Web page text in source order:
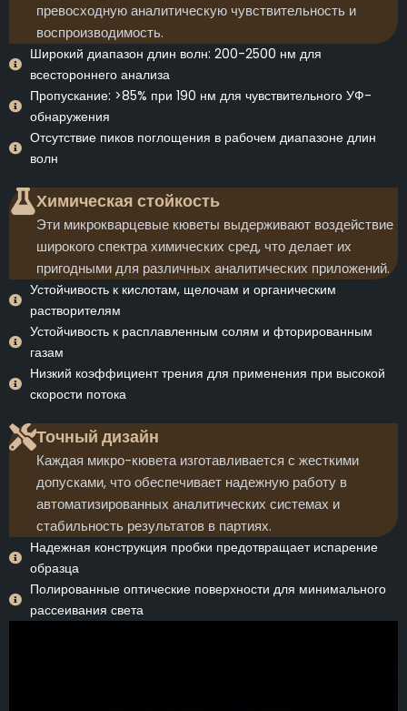
превосходную аналитическую чувствительность и
воспроизводимость.
Широкий диапазон длин волн: 200-2500 нм для
всестороннего анализа
Пропускание: >85% при 190 нм для чувствительного УФ-
обнаружения
Отсутствие пиков поглощения в рабочем диапазоне длин
волн
Химическая стойкость
Эти микрокварцевые кюветы выдерживают воздействие
широкого спектра химических сред, что делает их
пригодными для различных аналитических приложений.
Устойчивость к кислотам, щелочам и органическим
растворителям
Устойчивость к расплавленным солям и фторированным
газам
Низкий коэффициент трения для применения при высокой
скорости потока
Точный дизайн
Каждая микро-кювета изготавливается с жесткими
допусками, что обеспечивает надежную работу в
автоматизированных аналитических системах и
стабильность результатов в партиях.
Надежная конструкция пробки предотвращает испарение
образца
Полированные оптические поверхности для минимального
рассеивания света